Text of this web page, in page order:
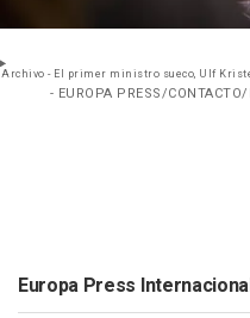
Archivo - El primer ministro sueco, Ulf
- EUROPA PRESS/
Europa Press